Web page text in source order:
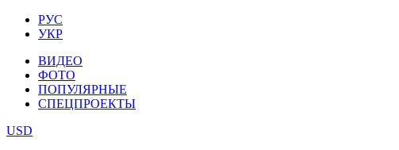
РУС
УКР
ВИДЕО
ФОТО
ПОПУЛЯРНЫЕ
СПЕЦПРОЕКТЫ
USD